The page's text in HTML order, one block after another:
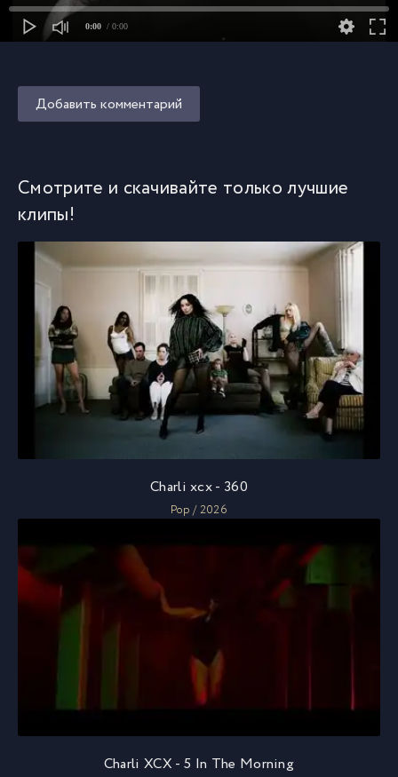
0:00 / 0:00
Добавить комментарий
Смотрите и скачивайте только лучшие
клипы!
Charli xcx - 360
Pop / 2026
Charli XCX - 5 In The Morning